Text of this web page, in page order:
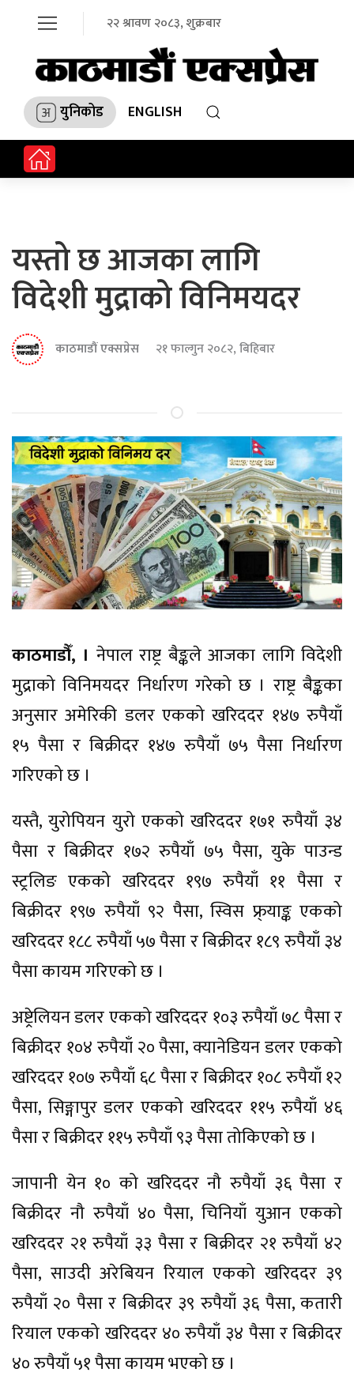
२२ श्रावण २०८३, शुक्रबार
युनिकोड ENGLISH
यस्तो छ आजका लागि
विदेशी मुद्राको विनिमयदर
काठमाडौं एक्सप्रेस २१ फाल्गुन २०८२, बिहिबार
काठमाडौँ, । नेपाल राष्ट्र बैङ्कले आजका लागि विदेशी
मुद्राको विनिमयदर निर्धारण गरेको छ । राष्ट्र बैङ्कका
अनुसार अमेरिकी डलर एकको खरिददर १४७ रुपैयाँ
१५ पैसा र बिक्रीदर १४७ रुपैयाँ ७५ पैसा निर्धारण
गरिएको छ ।
यस्तै, युरोपियन युरो एकको खरिददर १७१ रुपैयाँ ३४
पैसा र बिक्रीदर १७२ रुपैयाँ ७५ पैसा, युके पाउन्ड
स्ट्रलिङ एकको खरिददर १९७ रुपैयाँ ११ पैसा र
बिक्रीदर १९७ रुपैयाँ ९२ पैसा, स्विस फ्र्याङ्क एकको
खरिददर १८८ रुपैयाँ ५७ पैसा र बिक्रीदर १८९ रुपैयाँ ३४
पैसा कायम गरिएको छ ।
अष्ट्रेलियन डलर एकको खरिददर १०३ रुपैयाँ ७८ पैसा र
बिक्रीदर १०४ रुपैयाँ २० पैसा, क्यानेडियन डलर एकको
खरिददर १०७ रुपैयाँ ६८ पैसा र बिक्रीदर १०८ रुपैयाँ १२
पैसा, सिङ्गापुर डलर एकको खरिददर ११५ रुपैयाँ ४६
पैसा र बिक्रीदर ११५ रुपैयाँ ९३ पैसा तोकिएको छ ।
जापानी येन १० को खरिददर नौ रुपैयाँ ३६ पैसा र
बिक्रीदर नौ रुपैयाँ ४० पैसा, चिनियाँ युआन एकको
खरिददर २१ रुपैयाँ ३३ पैसा र बिक्रीदर २१ रुपैयाँ ४२
पैसा, साउदी अरेबियन रियाल एकको खरिददर ३९
रुपैयाँ २० पैसा र बिक्रीदर ३९ रुपैयाँ ३६ पैसा, कतारी
रियाल एकको खरिददर ४० रुपैयाँ ३४ पैसा र बिक्रीदर
४० रुपैयाँ ५१ पैसा कायम भएको छ ।